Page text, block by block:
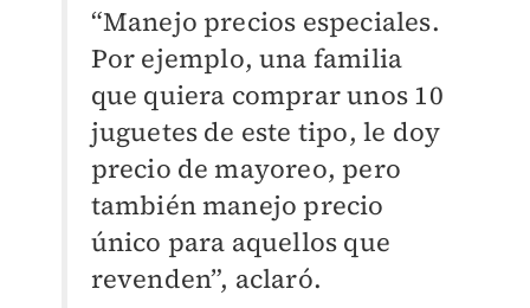
“Manejo precios especiales.
Por ejemplo, una familia
que quiera comprar unos 10
juguetes de este tipo, le doy
precio de mayoreo, pero
también manejo precio
único para aquellos que
revenden”, aclaró.